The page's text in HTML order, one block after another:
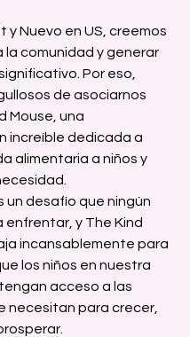
y Nuevo en US, creemos
la comunidad y generar
Por eso,
de asociarnos
Mouse, una
increíble dedicada a
alimentaria a niños y
un desafío que ningún
enfrentar, y The Kind
incansablemente para
los niños en nuestra
acceso a las
necesitan para crecer,